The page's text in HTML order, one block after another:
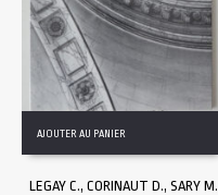
AJOUTER AU PANIER
LEGAY C., CORINAUT D., SARY M.